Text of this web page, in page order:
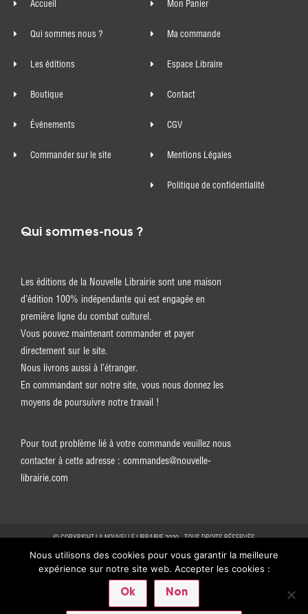
Accueil
Qui sommes nous ?
Les éditions
Boutique
Événements
Commander sur le site
Mon Panier
Ma commande
Espace Libraire
Contact
CGV
Mentions Légales
Politique de confidentialité
Qui sommes-nous ?
Les éditions de la Nouvelle Librairie sont une maison
d’édition 100% indépendante qui est engagée en
première ligne du combat culturel.
Vous pouvez maintenant commander et payer
directement sur le site.
Nous livrons aussi à l’étranger.
En commandant sur notre site, vous nous donnez les
moyens de poursuivre notre travail !
Pour tout problème lié à votre commande veuillez nous
contacter à cette adresse : commandes@nouvelle-
librairie.com
© COPYRIGHT LA NOUVELLE LIBRAIRIE 2020 - TOUS DROITS RÉSERVÉS
Nous utilisons des cookies pour vous garantir la meilleure
expérience sur notre site web. Accepter les cookies :
Ok Non